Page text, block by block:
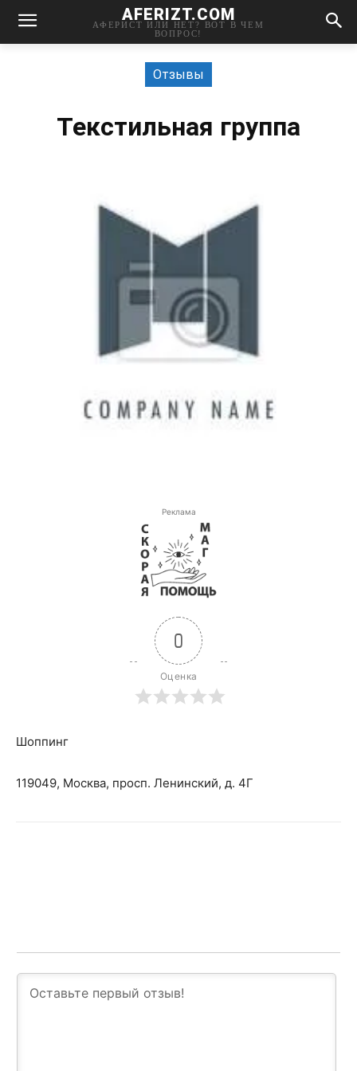
AFERIZT.COM
АФЕРИСТ ИЛИ НЕТ? ВОТ В ЧЕМ
ВОПРОС!
Отзывы
Текстильная группа
Реклама
0
Оценка
Шоппинг
119049, Москва, просп. Ленинский, д. 4Г